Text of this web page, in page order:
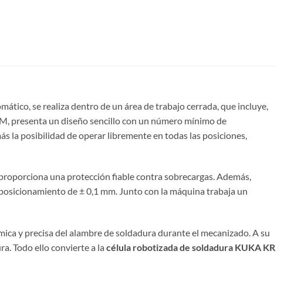
se realiza dentro de un área de trabajo cerrada, que incluye,
presenta un diseño sencillo con un número mínimo de
la posibilidad de operar libremente en todas las posiciones,
una protección fiable contra sobrecargas. Además,
de ± 0,1 mm. Junto con la máquina trabaja un
y precisa del alambre de soldadura durante el mecanizado. A su
Todo ello convierte a la célula robotizada de soldadura KUKA KR